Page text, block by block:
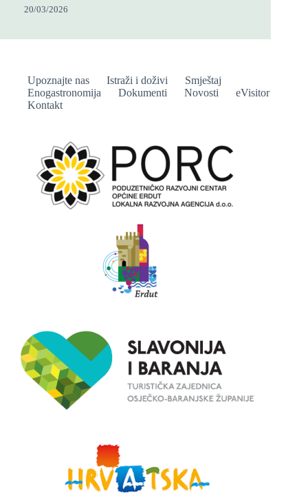
20/03/2026
Upoznajte nas Istraži i doživi
Smještaj
Enogastronomija
Dokumenti Novosti
eVisitor
Kontakt